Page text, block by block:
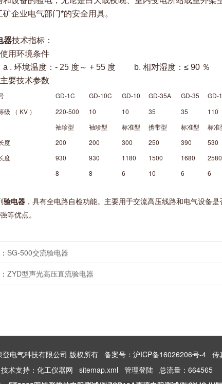
矿企业电气部门*的安全用具。
器技术指标：
用环境条件
境温度：- 25 度～ + 55 度 b. 相对湿度：≤ 90 ％
要技术参数
GD-1C GD-10C GD-10 GD-35A GD-35
GD-
（ KV ）
220-500 10 10 35 35
110
袖珍型 袖珍型 标准型 携带型 标准型
标准
度
200 200 300 250 390
530
度
930 930 1180 1500 1680
2580
8 8 6 10 6 6
验电器 ，具有全电路自检功能。主要用于交流高压线路和电气设备
等优点。
SG-500交流验电器
ZYD型声光高压直流验电器
电气科技有限公司 版权所有 备案号：沪ICP备16026206号-4传
技术支持： 化工仪器网 sitemap.xml 管理登陆 总流量：664565